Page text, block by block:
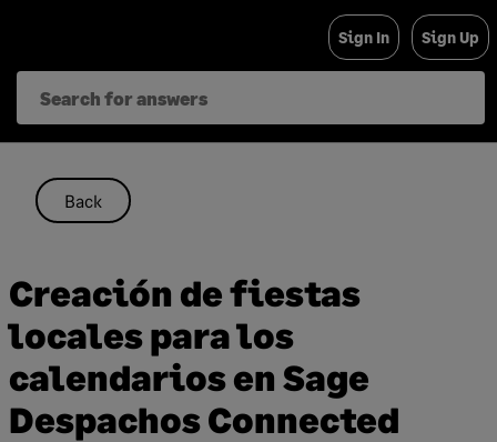
content
Sign In Sign Up
Back
Creación de fiestas
locales para los
calendarios en Sage
Despachos Connected